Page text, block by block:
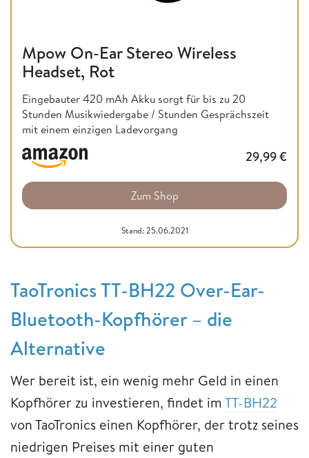
Mpow On-Ear Stereo Wireless
Headset, Rot
Eingebauter 420 mAh Akku sorgt für bis zu 20
Stunden Musikwiedergabe / Stunden Gesprächszeit
mit einem einzigen Ladevorgang
29,99€
Zum Shop
Stand: 25.06.2021
TaoTronics TT-BH22 Over-Ear-
Bluetooth-Kopfhörer – die
Alternative
Wer bereit ist, ein wenig mehr Geld in einen
Kopfhörer zu investieren, findet im TT-BH22
von TaoTronics einen Kopfhörer, der trotz seines
niedrigen Preises mit einer guten